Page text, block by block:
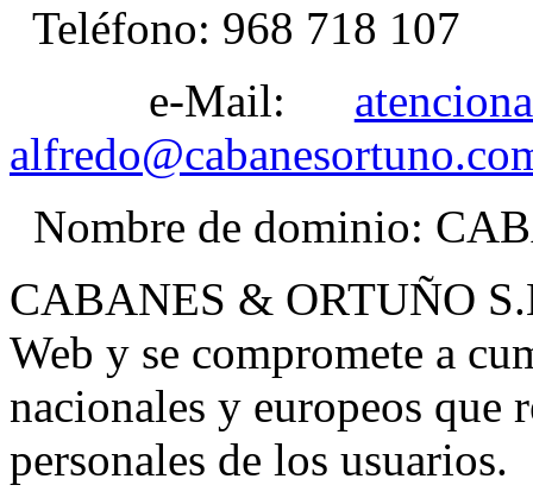
Teléfono: 968 718 107
e-Mail:
Nombre de dominio:
CABANES & ORTUÑO
Web y se compromete a
nacionales y europeos que
personales de los usuarios.